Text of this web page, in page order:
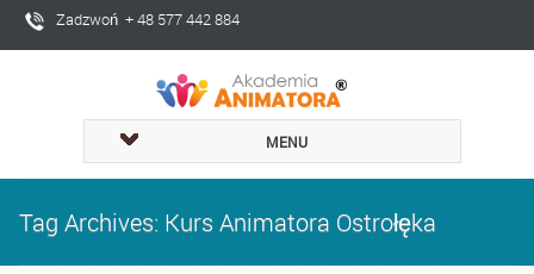
Zadzwoń + 48 577 442 884
MENU
Tag Archives: Kurs Animatora Ostrołęka